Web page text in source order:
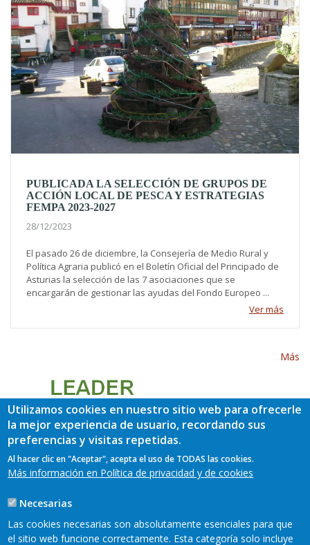
PUBLICADA LA SELECCIÓN DE GRUPOS DE
ACCIÓN LOCAL DE PESCA Y ESTRATEGIAS
FEMPA 2023-2027
28/12/2023
El pasado 26 de diciembre, la Consejería de Medio Rural y
Política Agraria publicó en el Boletín Oficial del Principado de
Asturias la selección de las 7 asociaciones que se
encargarán de gestionar las ayudas del Fondo Europeo ...
Ver más
Más
Utilizamos cookies en nuestro sitio web para ofrecerle
la mejor experiencia de usuario, recordando sus
preferencias y visitas repetidas.
Al hacer clic en "Aceptar", acepta el uso de TODAS las cookies.
Más información en Política de privacidad y de cookies
Necesarias
Las cookies necesarias son absolutamente esenciales para que
el sitio web funcione correctamente. Esta categoría solo incluye